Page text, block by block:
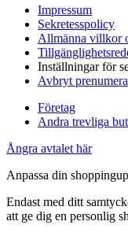
Impressum
Sekretesspolicy
Allmänna villkor
Inställningar för
Avbryt
Företag
Andra trevliga
Ångra avtalet här
Anpassa din
Endast med ditt
att ge dig en personlig